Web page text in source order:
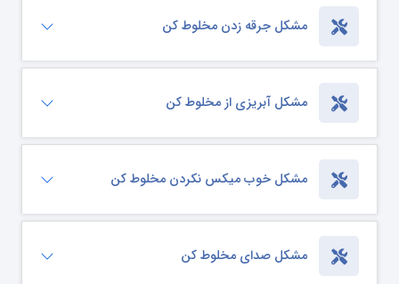
مشکل جرقه زدن مخلوط کن
مشکل آبریزی از مخلوط کن
مشکل خوب میکس نکردن مخلوط کن
مشکل صدای مخلوط کن